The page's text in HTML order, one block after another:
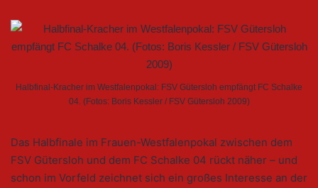
Halbfinal-Kracher im Westfalenpokal: FSV Gütersloh empfängt FC Schalke
04. (Fotos: Boris Kessler / FSV Gütersloh 2009)
Das Halbfinale im Frauen-Westfalenpokal zwischen dem
FSV Gütersloh und dem FC Schalke 04 rückt näher – und
schon im Vorfeld zeichnet sich ein großes Interesse an der